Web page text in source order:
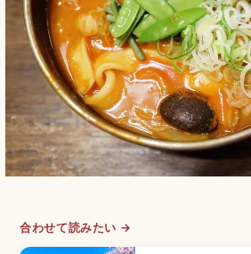
合わせて読みたい →